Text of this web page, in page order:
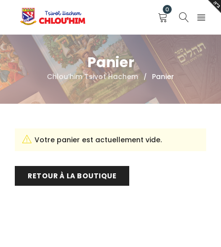
0
Panier
Chlou’him Tsivot Hachem / Panier
Votre panier est actuellement vide.
RETOUR À LA BOUTIQUE